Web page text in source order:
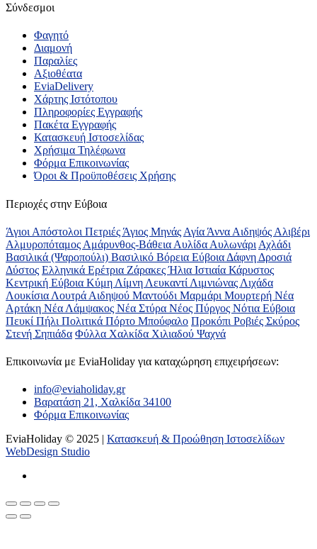
Σύνδεσμοι
Φαγητό
Διαμονή
Παραλίες
Αξιοθέατα
EviaDelivery
Χάρτης Ιστότοπου
Πληροφορίες Εγγραφής
Πακέτα Εγγραφής
Κατασκευή Ιστοσελίδας
Χρήσιμα Τηλέφωνα
Φόρμα Επικοινωνίας
Όροι & Προϋποθέσεις Xρήσης
Περιοχές στην Εύβοια
Άγιοι Απόστολοι Πετριές Άγιος Μηνάς Αγία Άννα Αιδηψός Αλιβέρι
Αλμυροπόταμος Αμάρυνθος-Βάθεια Αυλίδα Αυλωνάρι Αχλάδι
Βασιλικά (Ψαροπούλι) Βασιλικό Βόρεια Εύβοια Δάφνη Δροσιά
Δύστος Ελληνικά Ερέτρια ΖάρακεςΉλια Ιστιαία Κάρυστος
Κεντρική Εύβοια Κύμη Λίμνη Λευκαντί Λιμνιώνας Λιχάδα
Λουκίσια Λουτρά Αιδηψού Μαντούδι Μαρμάρι Μουρτερή Νέα
Αρτάκη Νέα Λάμψακος Νέα Στύρα Νέος Πύργος Νότια Εύβοια
Πευκί Πήλι Πολιτικά Πόρτο Μπούφαλο Προκόπι Ροβιές Σκύρος
Στενή Σηπιάδα Φύλλα Χαλκίδα Χιλιαδού Ψαχνά
Επικοινωνία με ΕviaHoliday για καταχώρηση επιχειρήσεων:
info@eviaholiday.gr
Βαρατάση 21, Χαλκίδα 34100
Φόρμα Επικοινωνίας
EviaHoliday © 2025 | Κατασκευή & Προώθηση Ιστοσελίδων
WebDesign Studio